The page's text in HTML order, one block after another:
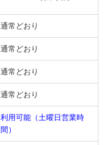
通常どおり
通常どおり
通常どおり
通常どおり
利用可能（土曜日営業時
間）